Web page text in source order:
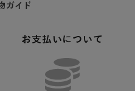
ガイド
お支払いについて